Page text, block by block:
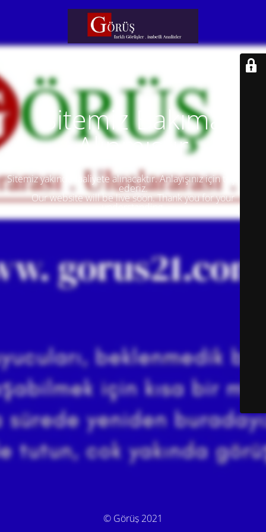
Sitemiz Bakıma
Alınmıştır
Sitemiz yakında faaliyete alınacaktır. Anlayışınız için teşekkür
ederiz.
Our website will be live soon. Thank you for your
understanding.
© Görüş 2021